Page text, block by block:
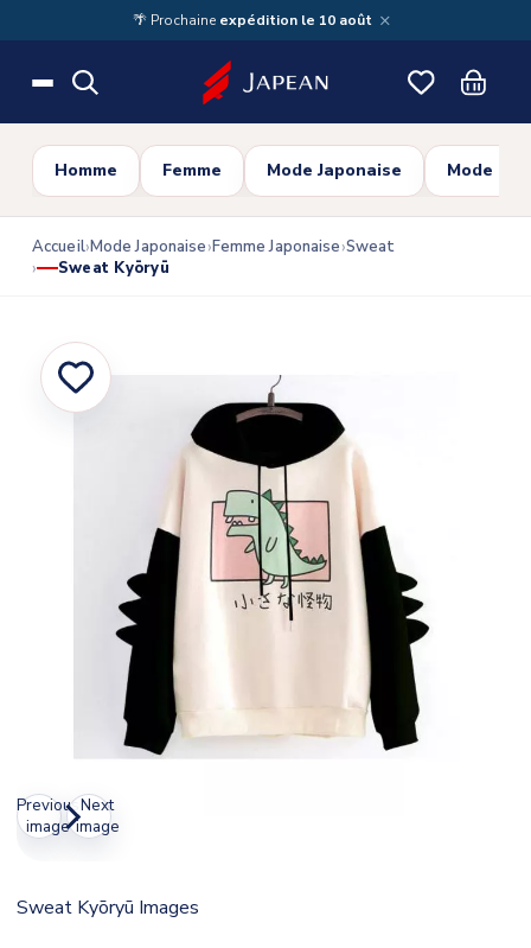
Skip to main content🌴 Prochaine expédition le 10 août ×
Homme Femme Mode Japonaise Mode
Accueil Mode Japonaise Femme Japonaise Sweat
Sweat Kyōryū
Previous
image
Next
image
Sweat Kyōryū Images